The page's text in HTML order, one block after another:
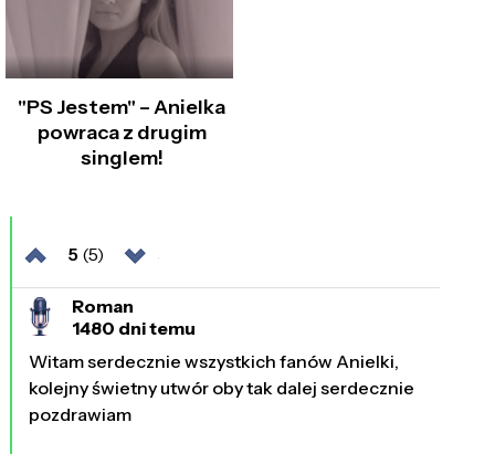
"PS Jestem" – Anielka
powraca z drugim
singlem!
5 (5)
Roman
1480 dni temu
Witam serdecznie wszystkich fanów Anielki,
kolejny świetny utwór oby tak dalej serdecznie
pozdrawiam